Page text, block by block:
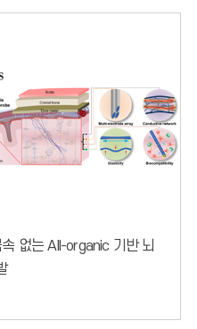
없는 All-organic 기반 뇌